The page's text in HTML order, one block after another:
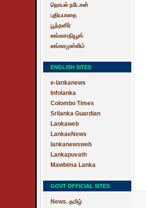
நொயல் நடேசன்
புதியபாதை
பூந்தளிர்
லங்காஈநியூஸ்
லங்காமுஸ்லிம்
ENGLISH SITES
e-lankanews
Infolanka
Colombo Times
Srilanka Guardian
Lankaweb
LankaeNews
lankanewsweb
Lankapuvath
Mawbima Lanka
GOVT OFFICIAL SITES
News. தமிழ்